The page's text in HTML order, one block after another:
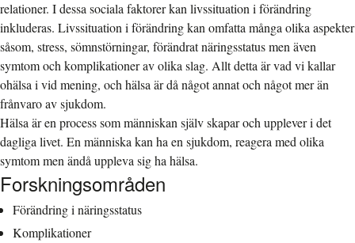
relationer. I dessa sociala faktorer kan livssituation i förändring
inkluderas. Livssituation i förändring kan omfatta många olika aspekter
såsom, stress, sömnstörningar, förändrat näringsstatus men även
symtom och komplikationer av olika slag. Allt detta är vad vi kallar
ohälsa i vid mening, och hälsa är då något annat och något mer än
frånvaro av sjukdom.
Hälsa är en process som människan själv skapar och upplever i det
dagliga livet. En människa kan ha en sjukdom, reagera med olika
symtom men ändå uppleva sig ha hälsa.
Forskningsområden
Förändring i näringsstatus
Komplikationer